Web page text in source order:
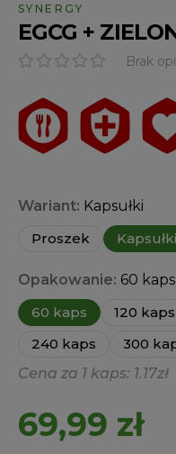
SYNERGY
EGCG +
Brak
Wariant: Kapsułki
Proszek
Kapsułki
Opakowanie: 60 kaps
60 kaps
120 kaps
240 kaps
300
Cena za 1 kaps: 1.17zł
69,99 zł